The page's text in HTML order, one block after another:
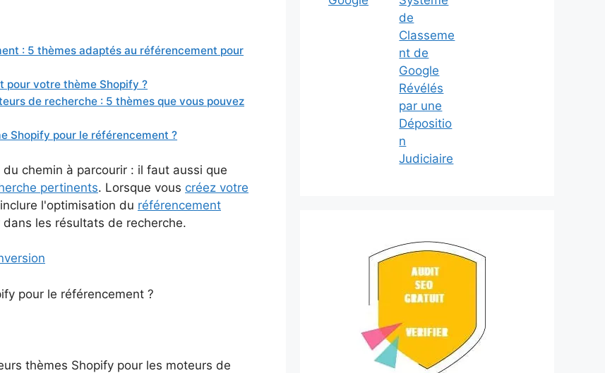
: 5 thèmes adaptés au référencement pour
pour votre thème Shopify ?
de recherche : 5 thèmes que vous pouvez
Shopify pour le référencement ?
chemin à parcourir : il faut aussi que
pertinents. Lorsque vous créez votre
l'optimisation du référencement
les résultats de recherche.
pour le référencement ?
thèmes Shopify pour les moteurs de
de
Classeme
nt de
Google
Révélés
par une
Dépositio
n
Judiciaire